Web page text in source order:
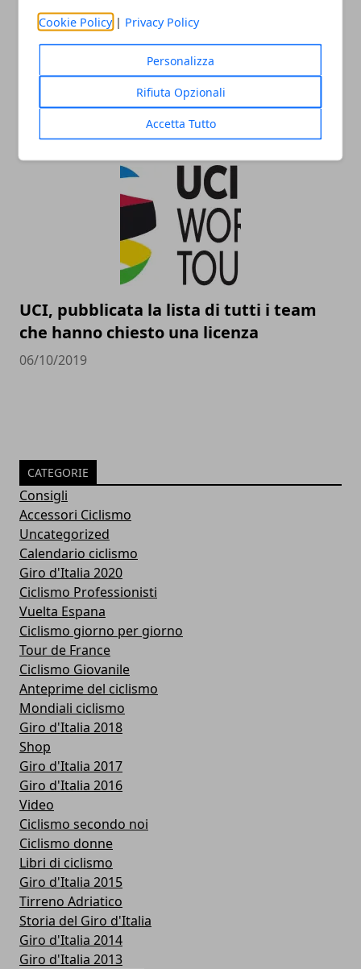
Cookie Policy | Privacy Policy
Personalizza
Rifiuta Opzionali
Accetta Tutto
Tour de France 2020: tutte le tappe del
Grande Boucle
15/10/2019
UCI, pubblicata la lista di tutti i team
che hanno chiesto una licenza
06/10/2019
CATEGORIE
Consigli
Accessori Ciclismo
Uncategorized
Calendario ciclismo
Giro d'Italia 2020
Ciclismo Professionisti
Vuelta Espana
Ciclismo giorno per giorno
Tour de France
Ciclismo Giovanile
Anteprime del ciclismo
Mondiali ciclismo
Giro d'Italia 2018
Shop
Giro d'Italia 2017
Giro d'Italia 2016
Video
Ciclismo secondo noi
Ciclismo donne
Libri di ciclismo
Giro d'Italia 2015
Tirreno Adriatico
Storia del Giro d'Italia
Giro d'Italia 2014
Giro d'Italia 2013